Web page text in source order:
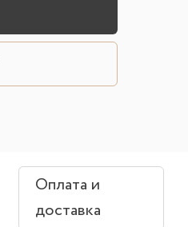
Оплата и
доставка